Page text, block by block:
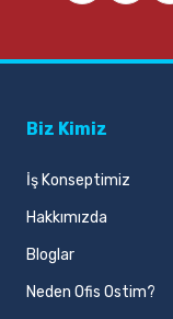
Biz Kimiz
İş Konseptimiz
Hakkımızda
Bloglar
Neden Ofis Ostim?